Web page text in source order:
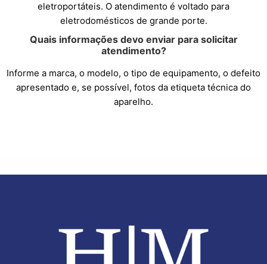
eletroportáteis. O atendimento é voltado para
eletrodomésticos de grande porte.
Quais informações devo enviar para solicitar
atendimento?
Informe a marca, o modelo, o tipo de equipamento, o defeito
apresentado e, se possível, fotos da etiqueta técnica do
aparelho.